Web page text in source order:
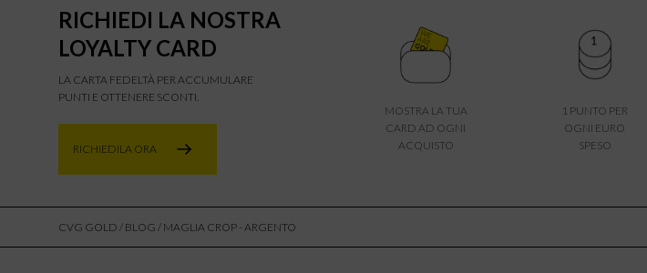
RICHIEDI LA NOSTRA
LOYALTY CARD
LA CARTA FEDELTÀ PER ACCUMULARE
PUNTI E OTTENERE SCONTI.
RICHIEDILA ORA
MOSTRA LA TUA
CARD AD OGNI
ACQUISTO
1 PUNTO PER
OGNI EURO
SPESO
CVG GOLD / BLOG / MAGLIA CROP - ARGENTO